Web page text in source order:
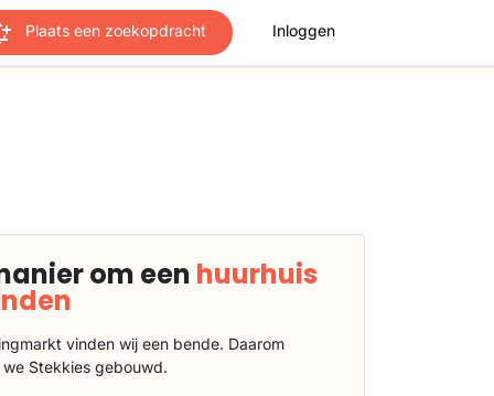
Plaats een zoekopdracht Inloggen
om een huurhuis
vinden wij een bende. Daarom
Stekkies gebouwd.